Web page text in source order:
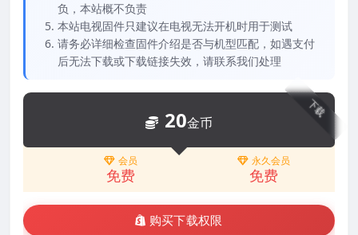
负，本站概不负责
本站电视固件只建议在电视无法开机时用于测试
请务必详细检查固件介绍是否与机型匹配，如遇支付
后无法下载或下载链接失效，请联系我们处理
下载
20金币
会员
免费
永久会员
免费
购买下载权限